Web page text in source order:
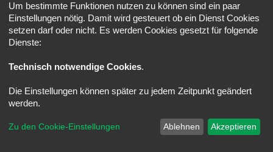
Registrieren
Alle Cookies löschen
Impressum
Kontakt
Powered by
® Forum Software © phpBB Limited
Deutsche Übersetzung durch
Um bestimmte Funktionen nutzen zu können sind ein paar
Einstellungen nötig. Damit wird gesteuert ob ein Dienst Cookies
setzen darf oder nicht. Es werden Cookies gesetzt für folgende
Dienste:
Technisch notwendige Cookies.
Die Einstellungen können später zu jedem Zeitpunkt geändert
werden.
Zu den Cookie-Einstellungen Ablehnen Akzeptieren